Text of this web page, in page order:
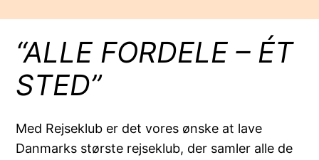
“ALLE FORDELE – ÉT
STED”
Med Rejseklub er det vores ønske at lave
Danmarks største rejseklub, der samler alle de